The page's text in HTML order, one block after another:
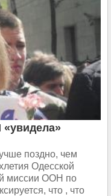
поздно, чем
Одесской
миссии ООН по
что , что